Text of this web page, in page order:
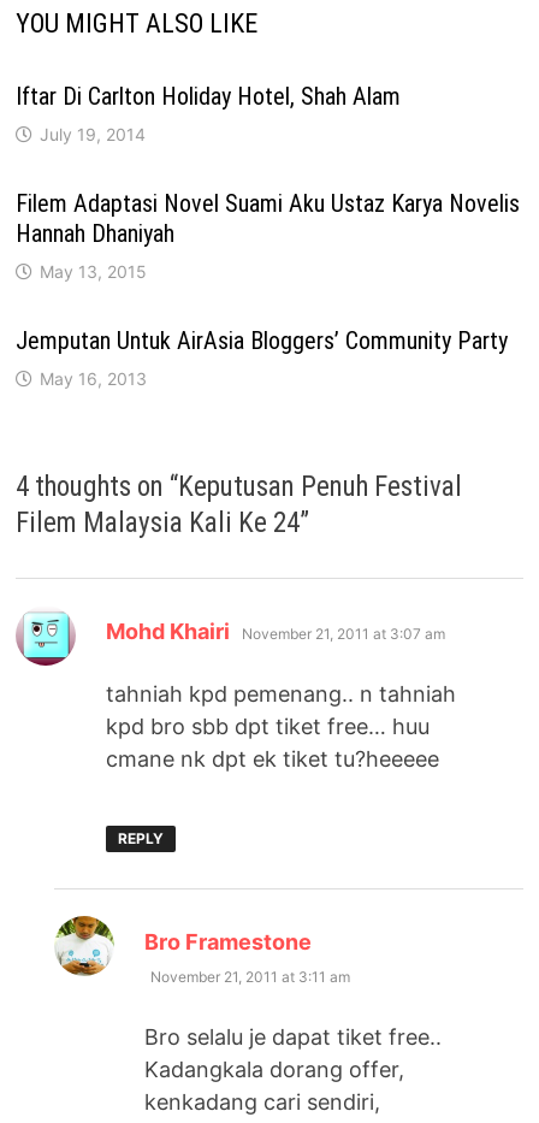
YOU MIGHT ALSO LIKE
Iftar Di Carlton Holiday Hotel, Shah Alam
July 19, 2014
Filem Adaptasi Novel Suami Aku Ustaz Karya Novelis
Hannah Dhaniyah
May 13, 2015
Jemputan Untuk AirAsia Bloggers’ Community Party
May 16, 2013
4 thoughts on “Keputusan Penuh Festival
Filem Malaysia Kali Ke 24”
Mohd Khairi says:
November 21, 2011 at 3:07 am
tahniah kpd pemenang.. n tahniah
kpd bro sbb dpt tiket free… huu
cmane nk dpt ek tiket tu?heeeee
REPLY
Bro Framestone
November 21, 2011 at 3:11 am
Bro selalu je dapat tiket free..
Kadangkala dorang offer,
kenkadang cari sendiri,